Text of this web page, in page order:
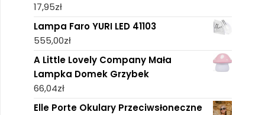
17,95zł
Lampa Faro YURI LED 41103
555,00zł
A Little Lovely Company Mała
Lampka Domek Grzybek
66,04zł
Elle Porte Okulary Przeciwsłoneczne